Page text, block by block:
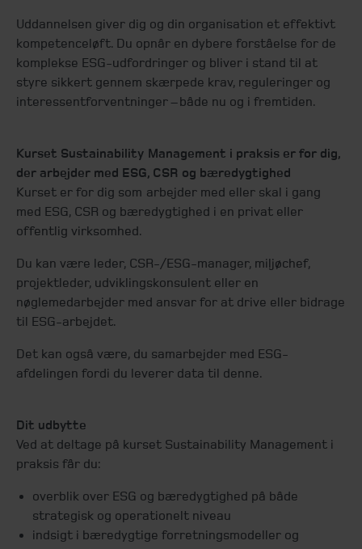
Uddannelsen giver dig og din organisation et effektivt
kompetenceløft. Du opnår en dybere forståelse for de
komplekse ESG-udfordringer og bliver i stand til at
styre sikkert gennem skærpede krav, reguleringer og
interessentforventninger – både nu og i fremtiden.
Kurset Sustainability Management i praksis er for dig,
der arbejder med ESG, CSR og bæredygtighed
Kurset er for dig som arbejder med eller skal i gang
med ESG, CSR og bæredygtighed i en privat eller
offentlig virksomhed.
Du kan være leder, CSR-/ESG-manager, miljøchef,
projektleder, udviklingskonsulent eller en
nøglemedarbejder med ansvar for at drive eller bidrage
til ESG-arbejdet.
Det kan også være, du samarbejder med ESG-
afdelingen fordi du leverer data til denne.
Dit udbytte
Ved at deltage på kurset Sustainability Management i
praksis får du:
overblik over ESG og bæredygtighed på både
strategisk og operationelt niveau
indsigt i bæredygtige forretningsmodeller og